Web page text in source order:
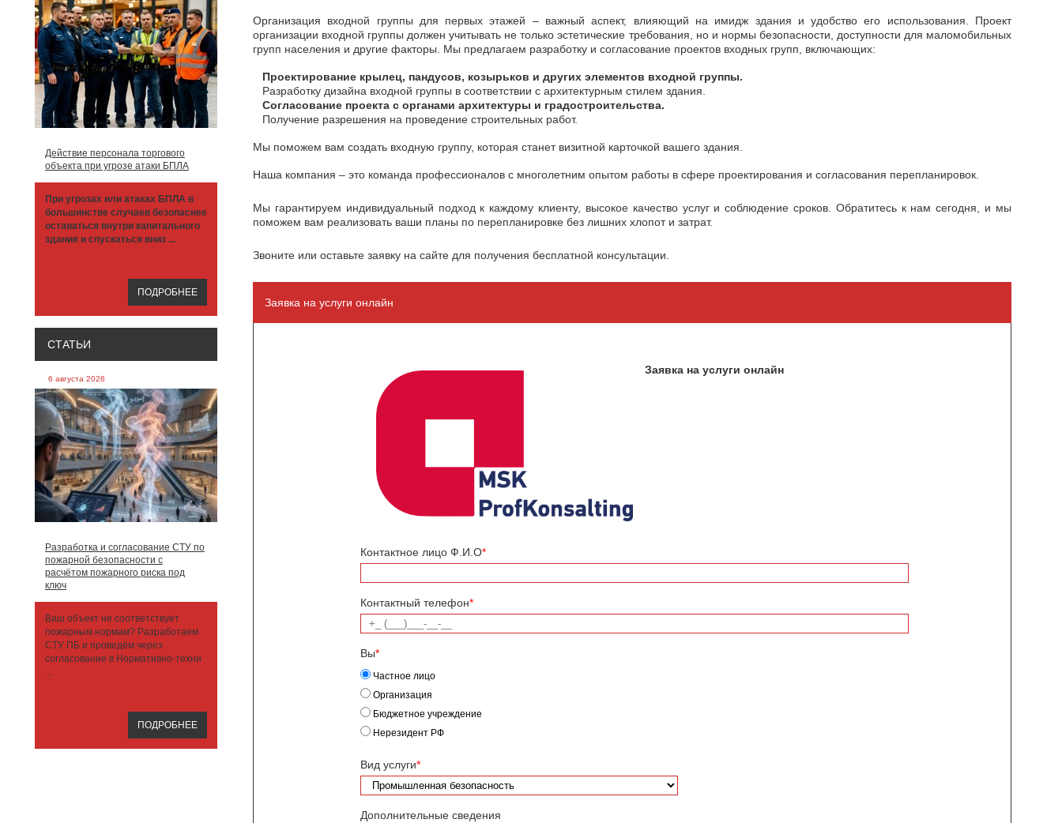
Действие персонала торгового
объекта при угрозе атаки БПЛА
При угрозах или атаках БПЛА в
большинстве случаев безопаснее
оставаться внутри капитального
здания и спускаться вниз ...
ПОДРОБНЕЕ
СТАТЬИ
6 августа 2026
Разработка и согласование СТУ по
пожарной безопасности с
расчётом пожарного риска под
ключ
Ваш объект не соответствует
пожарным нормам? Разработаем
СТУ ПБ и проведём через
согласование в Нормативно-техни
...
ПОДРОБНЕЕ
Организация входной группы для первых этажей – важный аспект, влияющий на имидж здания и удобство его использования. Проект
организации входной группы должен учитывать не только эстетические требования, но и нормы безопасности, доступности для маломобильных
групп населения и другие факторы. Мы предлагаем разработку и согласование проектов входных групп, включающих:
Проектирование крылец, пандусов, козырьков и других элементов входной группы.
Разработку дизайна входной группы в соответствии с архитектурным стилем здания.
Согласование проекта с органами архитектуры и градостроительства.
Получение разрешения на проведение строительных работ.
Мы поможем вам создать входную группу, которая станет визитной карточкой вашего здания.
Наша компания – это команда профессионалов с многолетним опытом работы в сфере проектирования и согласования перепланировок.
Мы гарантируем индивидуальный подход к каждому клиенту, высокое качество услуг и соблюдение сроков. Обратитесь к нам сегодня, и мы
поможем вам реализовать ваши планы по перепланировке без лишних хлопот и затрат.
Звоните или оставьте заявку на сайте для получения бесплатной консультации.
Заявка на услуги онлайн
Заявка на услуги онлайн
Контактное лицо Ф.И.О*
Контактный телефон*
Вы*
Частное лицо
Организация
Бюджетное учреждение
Нерезидент РФ
Вид услуги*
Дополнительные сведения